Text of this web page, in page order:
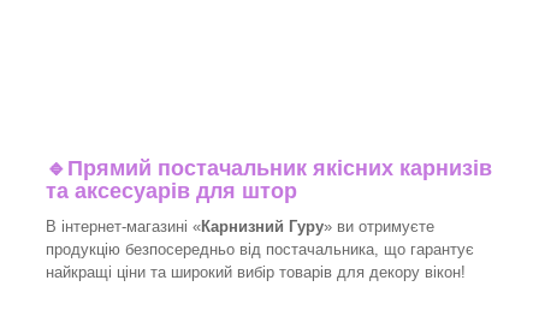
🔹 Прямий постачальник якісних карнизів
та аксесуарів для штор
В інтернет-магазині «Карнизний Гуру» ви отримуєте
продукцію безпосередньо від постачальника, що гарантує
найкращі ціни та широкий вибір товарів для декору вікон!